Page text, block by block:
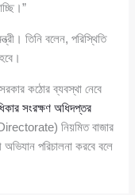
তিনি বলেন, পরিস্থিতি
কঠোর ব্যবস্থা নেবে
সংরক্ষণ অধিদপ্তর
নিয়মিত বাজার
পরিচালনা করবে বলে